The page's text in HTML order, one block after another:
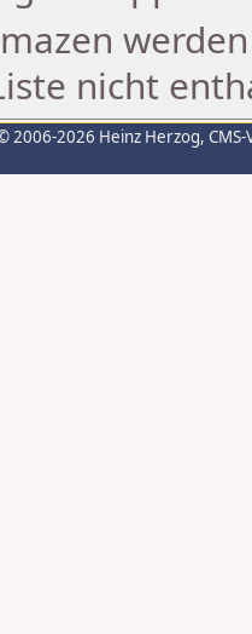
nicht
2006-2026 Heinz Herzog,